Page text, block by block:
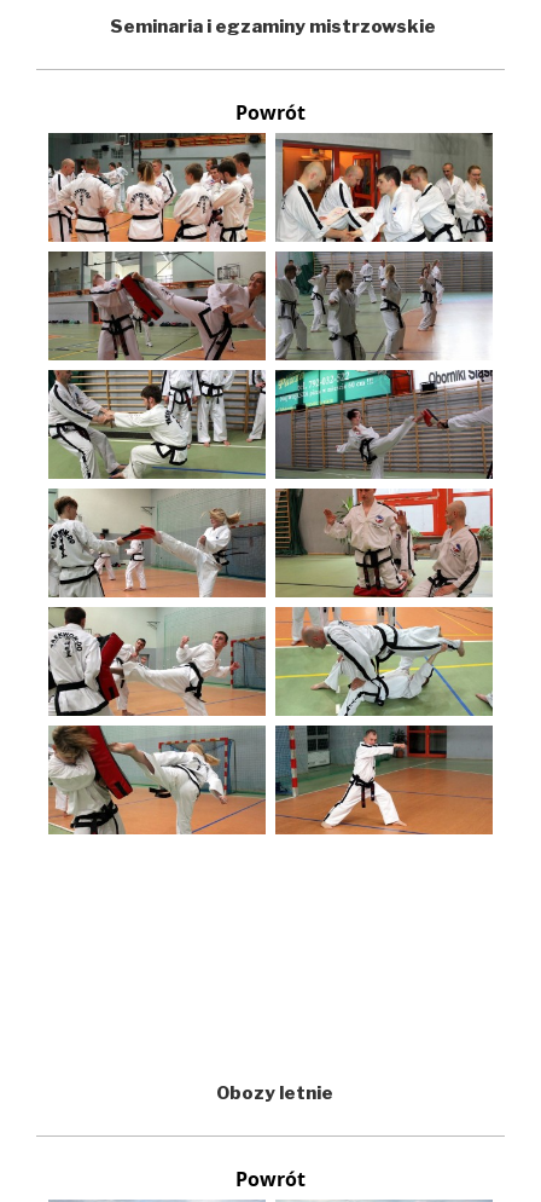
Seminaria i egzaminy mistrzowskie
Powrót
Obozy letnie
Powrót